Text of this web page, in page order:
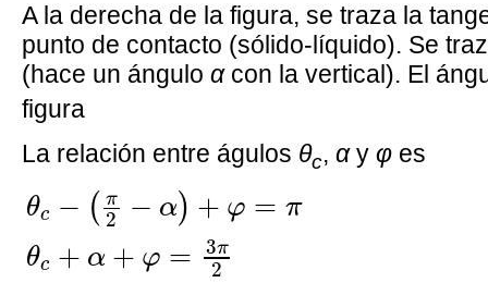
A la derecha de la figura, se traza la
punto de contacto (sólido-líquido). Se
(hace un ángulo αcon la vertical). El
figura
La relación entre águlos θc, αy φ es
θc − ( π
2 − α) + φ = π
θc + α + φ = 3π
2
θc π2 +φ =